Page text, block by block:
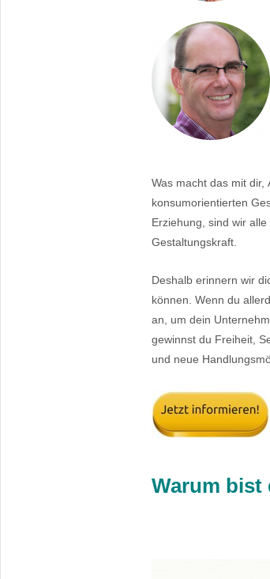
Was macht das mit dir,
konsumorientierten
Erziehung, sind wir
Gestaltungskraft.
Deshalb erinnern wir
können. Wenn du
an, um dein
gewinnst du Freiheit,
und neue
Warum bist